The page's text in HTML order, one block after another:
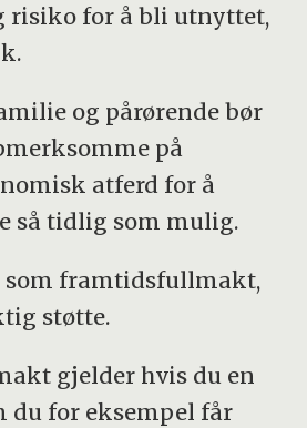
risiko for å bli utnyttet,
og pårørende bør
på
atferd for å
så tidlig som mulig.
som framtidsfullmakt,
støtte.
gjelder hvis du en
du for eksempel får